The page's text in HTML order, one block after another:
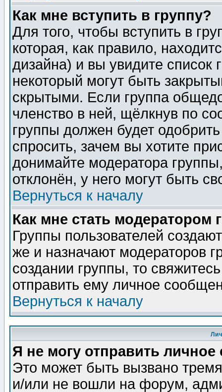
Как мне вступить в группу?
Для того, чтобы вступить в
которая, как правило,
дизайна) и вы увидите список
некоторый могут быть
скрытыми. Если группа
членство в ней, щёлкнув по
группы должен будет
спросить, зачем вы хотите
донимайте модератора
отклонён, у него могут быть
Вернуться к началу
Как мне стать модератором
Группы пользователей
же и назначают модераторов
создании группы, то
отправить ему личное
Вернуться к началу
Я не могу отправить
Это может быть вызвано
и/или не вошли на форум,